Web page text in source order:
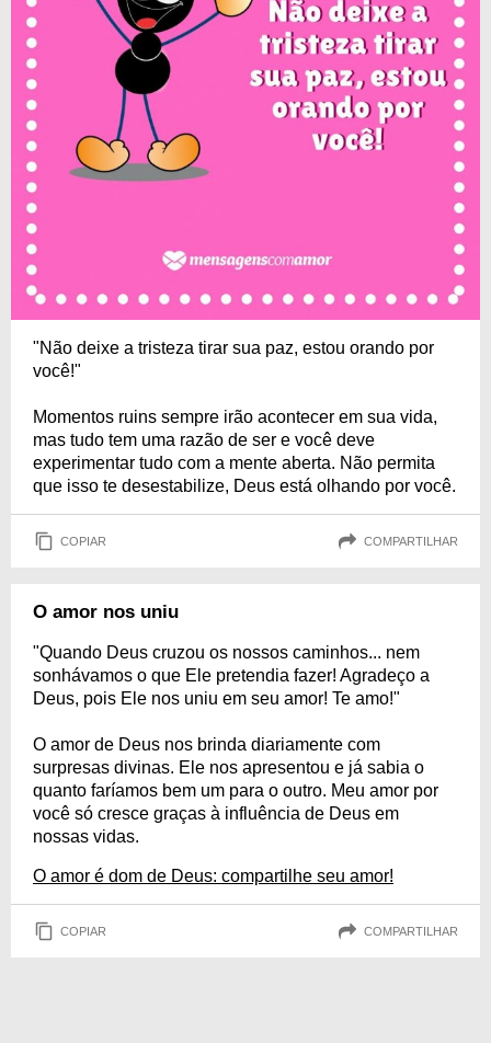
"Não deixe a tristeza tirar sua paz, estou orando por
você!"
Momentos ruins sempre irão acontecer em sua vida,
mas tudo tem uma razão de ser e você deve
experimentar tudo com a mente aberta. Não permita
que isso te desestabilize, Deus está olhando por você.
COPIAR COMPARTILHAR
O amor nos uniu
"Quando Deus cruzou os nossos caminhos... nem
sonhávamos o que Ele pretendia fazer! Agradeço a
Deus, pois Ele nos uniu em seu amor! Te amo!"
O amor de Deus nos brinda diariamente com
surpresas divinas. Ele nos apresentou e já sabia o
quanto faríamos bem um para o outro. Meu amor por
você só cresce graças à influência de Deus em
nossas vidas.
O amor é dom de Deus: compartilhe seu amor!
COPIAR COMPARTILHAR